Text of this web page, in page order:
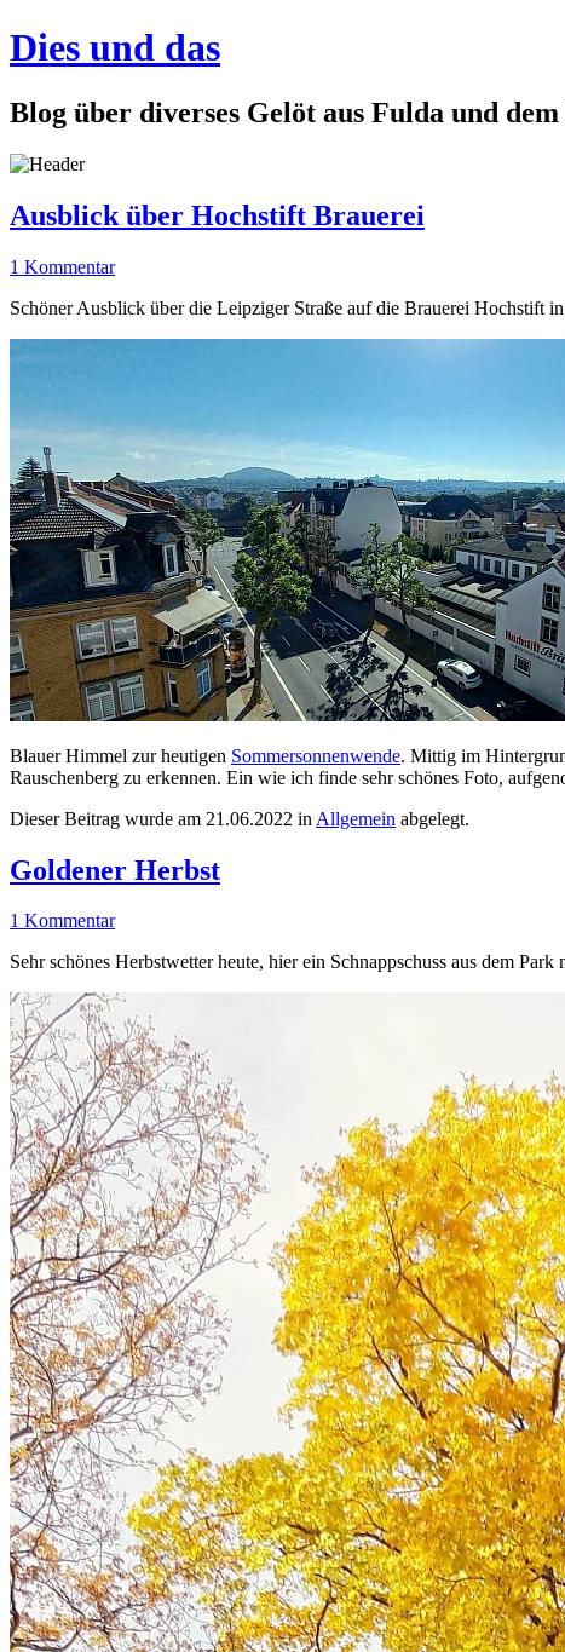
Dies und das
Blog über diverses Gelöt aus Fulda und
Ausblick über Hochstift Brauerei
1 Kommentar
Schöner Ausblick über die Leipziger Straße auf die Brauerei Hochstift
Blauer Himmel zur heutigen Sommersonnenwende. Mittig im
Rauschenberg zu erkennen. Ein wie ich finde sehr schönes Foto,
Dieser Beitrag wurde am 21.06.2022 in Allgemein abgelegt.
Goldener Herbst
1 Kommentar
Sehr schönes Herbstwetter heute, hier ein Schnappschuss aus dem Park